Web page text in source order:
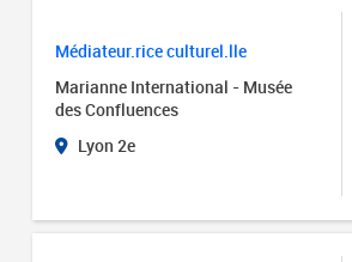
Médiateur.rice culturel.lle
Marianne International - Musée
des Confluences
Lyon 2e